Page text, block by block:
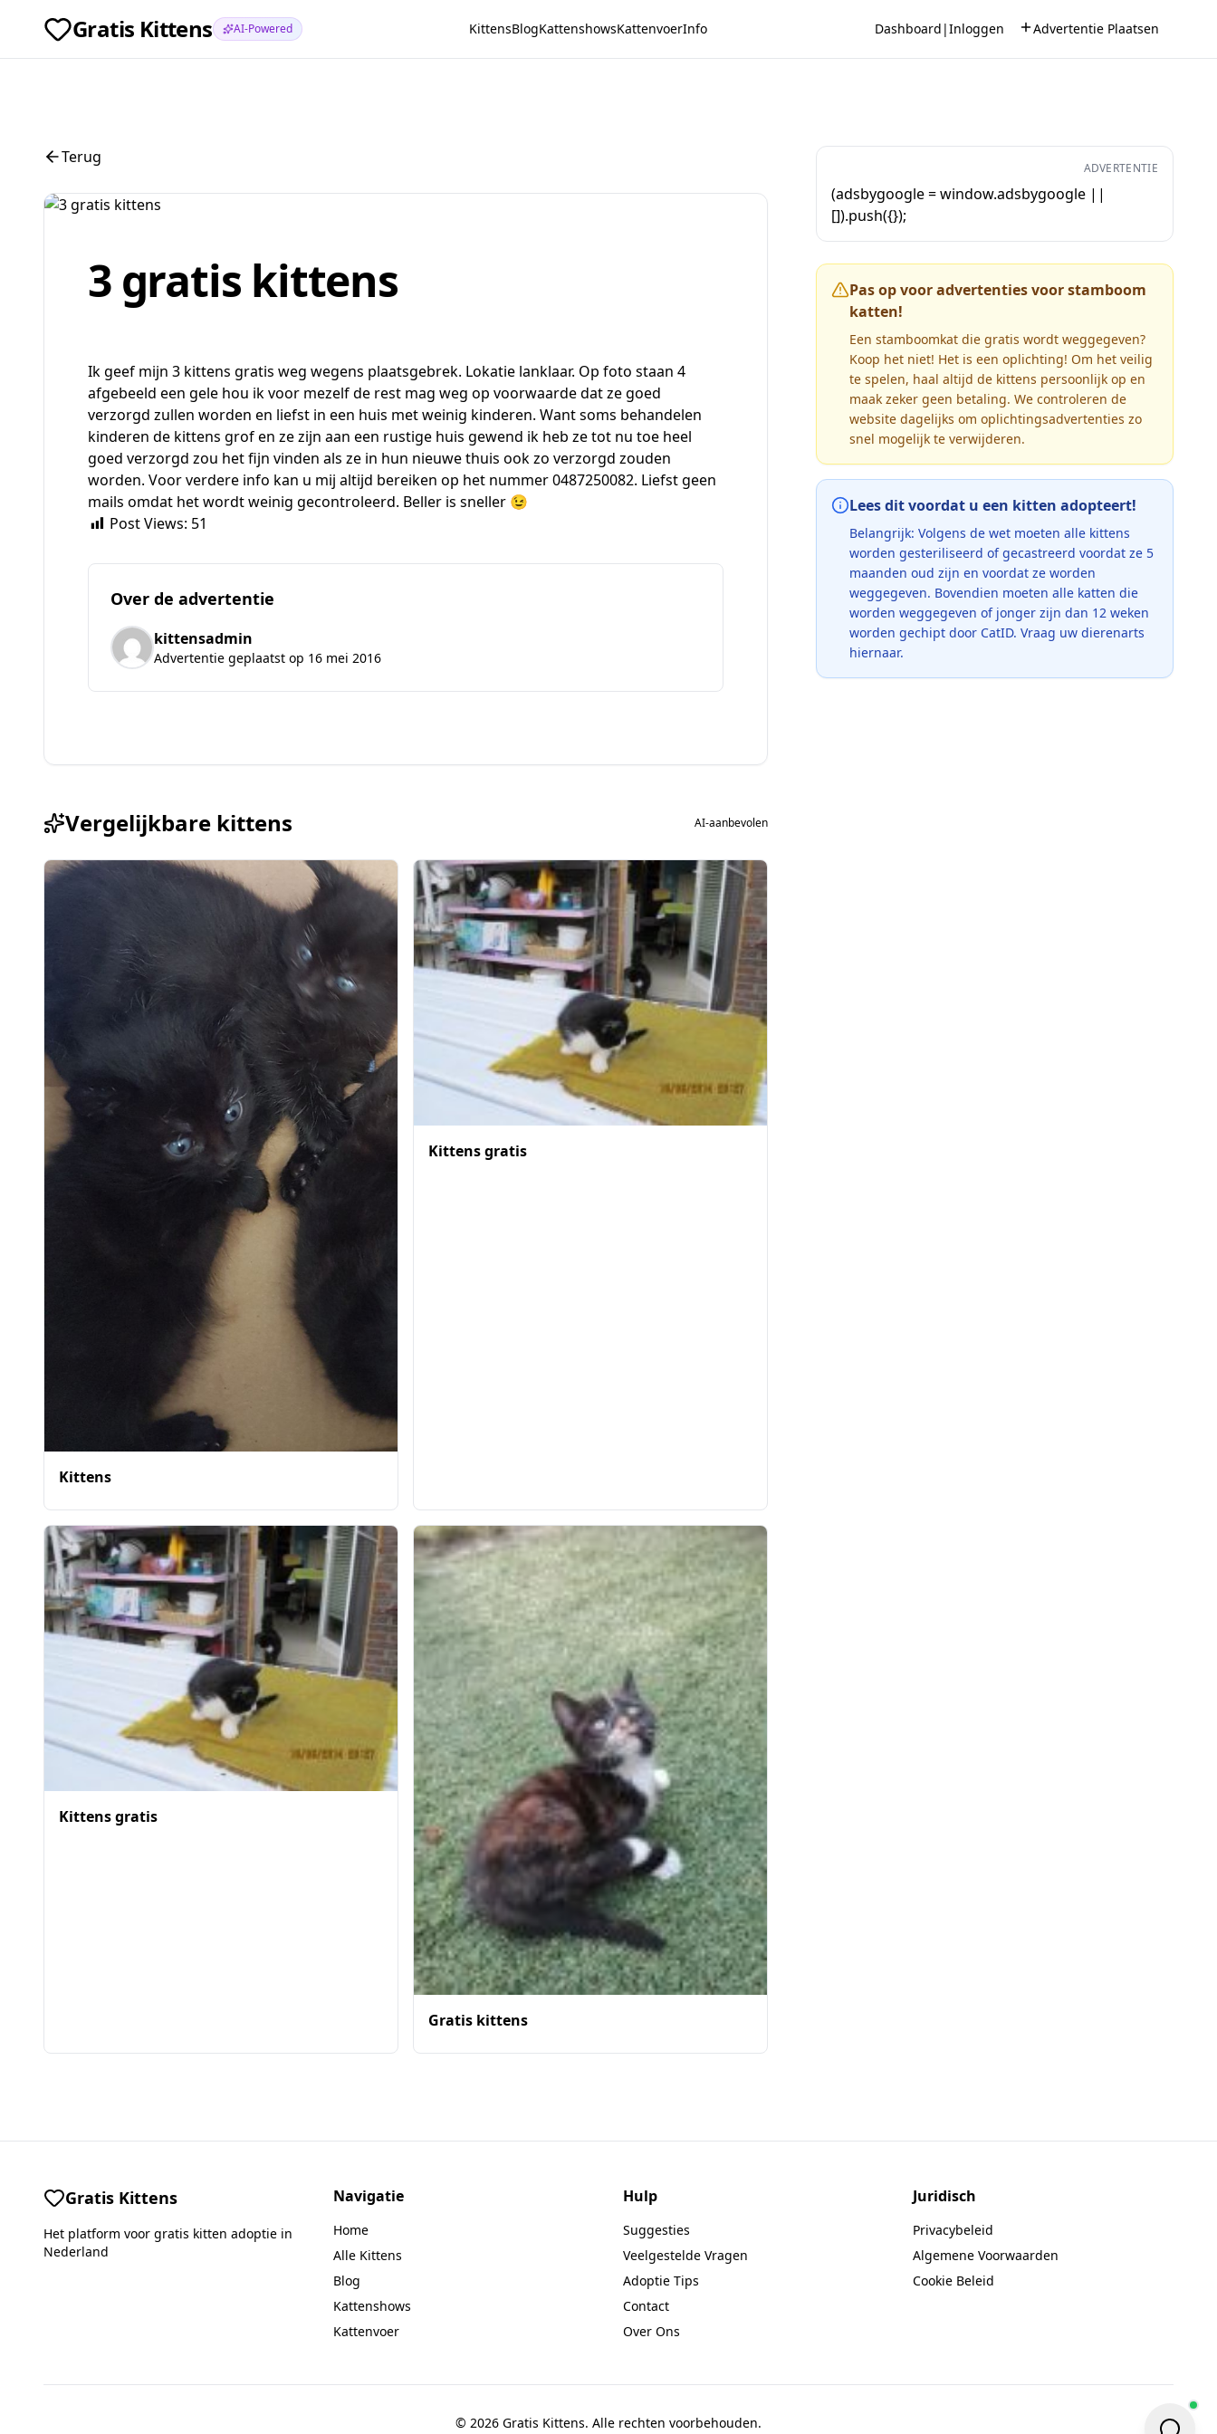
Gratis Kittens AI-Powered KittensBlogKattenshowsKattenvoerInfo Dashboard |Inloggen Advertentie Plaatsen
Terug
3 gratis kittens
Ik geef mijn 3 kittens gratis weg wegens plaatsgebrek. Lokatie lanklaar. Op foto staan 4
afgebeeld een gele hou ik voor mezelf de rest mag weg op voorwaarde dat ze goed
verzorgd zullen worden en liefst in een huis met weinig kinderen. Want soms behandelen
kinderen de kittens grof en ze zijn aan een rustige huis gewend ik heb ze tot nu toe heel
goed verzorgd zou het fijn vinden als ze in hun nieuwe thuis ook zo verzorgd zouden
worden. Voor verdere info kan u mij altijd bereiken op het nummer 0487250082. Liefst geen
mails omdat het wordt weinig gecontroleerd. Beller is sneller 😉
Post Views: 51
Over de advertentie
kittensadmin
Advertentie geplaatst op 16 mei 2016
Vergelijkbare kittens AI-aanbevolen
Kittens
Kittens gratis
Kittens gratis
Gratis kittens
ADVERTENTIE
(adsbygoogle = window.adsbygoogle ||
[]).push({});
Pas op voor advertenties voor stamboom
katten!
Een stamboomkat die gratis wordt weggegeven?
Koop het niet! Het is een oplichting! Om het veilig
te spelen, haal altijd de kittens persoonlijk op en
maak zeker geen betaling. We controleren de
website dagelijks om oplichtingsadvertenties zo
snel mogelijk te verwijderen.
Lees dit voordat u een kitten adopteert!
Belangrijk: Volgens de wet moeten alle kittens
worden gesteriliseerd of gecastreerd voordat ze 5
maanden oud zijn en voordat ze worden
weggegeven. Bovendien moeten alle katten die
worden weggegeven of jonger zijn dan 12 weken
worden gechipt door CatID. Vraag uw dierenarts
hiernaar.
Gratis Kittens
Het platform voor gratis kitten adoptie in
Nederland
Navigatie
Home
Alle Kittens
Blog
Kattenshows
Kattenvoer
Hulp
Suggesties
Veelgestelde Vragen
Adoptie Tips
Contact
Over Ons
Juridisch
Privacybeleid
Algemene Voorwaarden
Cookie Beleid
© 2026 Gratis Kittens. Alle rechten voorbehouden.